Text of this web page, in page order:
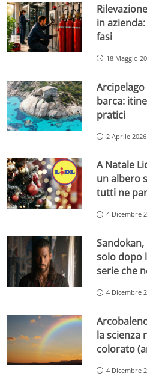
in
fasi
18 Maggio
barca:
pratici
2 Aprile 2026
A Natale
un albero
tutti ne
4 Dicembre
solo dopo
serie che
4 Dicembre
la scienza
colorato
4 Dicembre